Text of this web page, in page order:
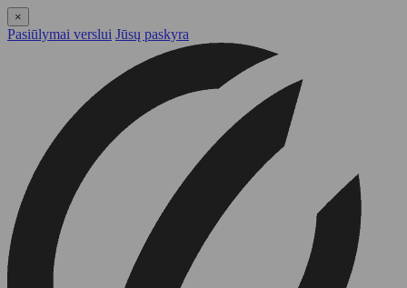
×
Pasiūlymai verslui Jūsų paskyra